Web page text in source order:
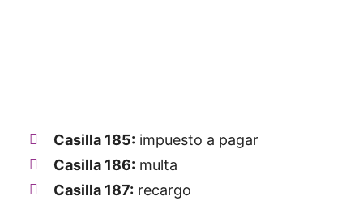
Casilla 185: impuesto a pagar
Casilla 186: multa
Casilla 187: recargo